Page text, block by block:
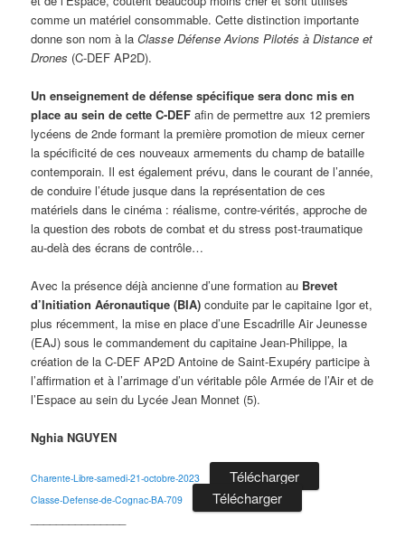
comme un matériel consommable. Cette distinction importante
donne son nom à laClasse Défense Avions Pilotés à Distance et
Drones (C-DEF AP2D).
Un enseignement de défense spécifique sera donc mis en
place au sein de cette C-DEF afin de permettre aux 12 premiers
lycéens de 2nde formant la première promotion de mieux cerner
la spécificité de ces nouveaux armements du champ de bataille
contemporain. Il est également prévu, dans le courant de l’année,
de conduire l’étude jusque dans la représentation de ces
matériels dans le cinéma : réalisme, contre-vérités, approche de
la question des robots de combat et du stress post-traumatique
au-delà des écrans de contrôle…
Avec la présence déjà ancienne d’une formation au Brevet
d’Initiation Aéronautique (BIA) conduite par le capitaine Igor et,
plus récemment, la mise en place d’une Escadrille Air Jeunesse
(EAJ) sous le commandement du capitaine Jean-Philippe, la
création de la C-DEF AP2D Antoine de Saint-Exupéry participe à
l’affirmation et à l’arrimage d’un véritable pôle Armée de l’Air et de
l’Espace au sein du Lycée Jean Monnet (5).
Nghia NGUYEN
Charente-Libre-samedi-21-octobre-2023 Télécharger
Classe-Defense-de-Cognac-BA-709 Télécharger